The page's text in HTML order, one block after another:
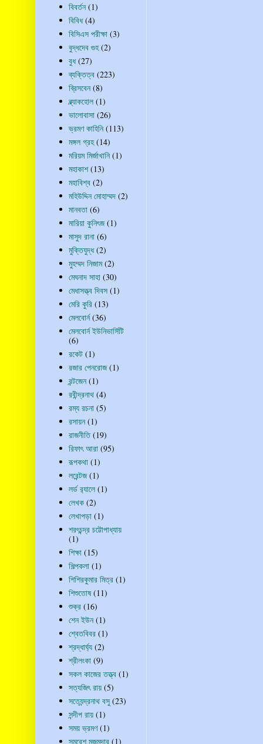
বিবর্তন (1)
বিবিধ (4)
বিসিএস পরীক্ষা (3)
বুদ্ধদেব গুহ (2)
বুধ (27)
ব্যক্তিত্ব (223)
ব্রিসবেন (8)
ব্ল্যাকহোল (1)
ভালোবাসা (26)
ভ্রমণ কাহিনি (113)
মঙ্গল গ্রহ (14)
মরিয়ম মির্জাখানি (1)
মহাকাশ (13)
মহাবিশ্ব (2)
মহিউদ্দিন মোহাম্মদ (2)
মানবতা (6)
মারিয়া কুনিৎজ (1)
মাসুদ রানা (6)
মুক্তিযুদ্ধ (2)
মুহম্মদ নিজাম (2)
মেঘনাদ সাহা (30)
মেধাসত্ত্ব দিবস (1)
মেরি কুরি (13)
মেলবোর্ন (36)
মেলবোর্ন ইউনিভার্সিটি
(6)
রকেট (1)
রজার পেনরোজ (1)
রন্টজেন (1)
রবীন্দ্রনাথ (4)
রম্য রচনা (5)
রসায়ন (1)
রাজনীতি (19)
রিফাৎ আরা (95)
রূপকথা (1)
লরেন্টজ (1)
লর্ড র‍্যালে (1)
লেখক (2)
লেখাপড়া (1)
শরৎচন্দ্র চট্টোপাধ্যায়
(1)
শিক্ষা (15)
শিল্পকলা (1)
শিশিরকুমার মিত্র (1)
শিশুতোষ (11)
শুক্র (16)
শেন ইউন (1)
শ্বেতবিবর (1)
শ্রদ্ধার্ঘ্য (2)
শ্রীলংকা (9)
সকল কাজের তত্ত্ব (1)
সত্যজিৎ রায় (5)
সত্যেন্দ্রনাথ বসু (23)
সন্দীপ রায় (1)
সময় ভ্রমণ (1)
সমরেশ মজুমদার (1)